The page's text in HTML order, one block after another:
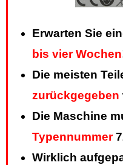
Erwarten Sie
bis vier Wochen
Die meisten
zurückgegeben
Die Maschine
Typennummer
Wirklich